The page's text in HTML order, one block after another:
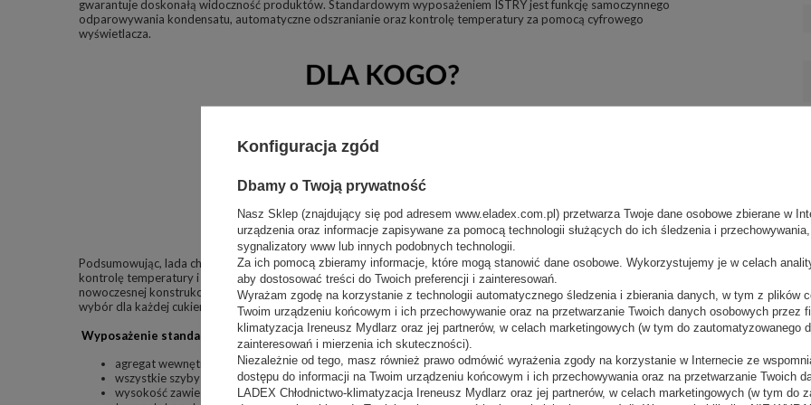
gwarantuje doskonałą widoczność produktów. Standardowym wyposażeniem ISTRY jest funkcję samoczynnego
odparowywania kondensatu, automatyczne odszranianie oraz kontrolę temperatury za pomocą cyfrowego
wyświetlacza.
Podsumowując, lada chłodnicza cukiernicza ISTRA to profesjonalne urządzenie, które zapewnia precyzyjną
kontrolę temperatury i wilgotności, utrzymując wysoką jakość i atrakcyjny wygląd produktów cukierniczych. Dzięki
nowoczesnej konstrukcji, energooszczędnym oświetleniu i funkcjonalnym rozwiązaniom, ta lada to doskonały
wybór dla każdej cukierni czy kawiarni.
Wyposażenie standardowe zawiera:
agregat wewnętrzny, chłodzenie- obieg wymuszony
wszystkie szyby zespolone
wysokość zawieszenia półki co 225 mm
Konfiguracja zgód
Dbamy o Twoją prywatność
Nasz Sklep (znajdujący się pod adresem www.eladex.com.pl) przetwarza Twoje dane osobowe zbierane w
urządzenia oraz informacje zapisywane za pomocą technologii służących do ich śledzenia i
sygnalizatory www lub innych podobnych technologii.
Za ich pomocą zbieramy informacje, które mogą stanowić dane osobowe. Wykorzystujemy je w celach
aby dostosować treści do Twoich preferencji i zainteresowań.
Wyrażam zgodę na korzystanie z technologii automatycznego śledzenia i zbierania danych, w tym z plików
Twoim urządzeniu końcowym i ich przechowywanie oraz na przetwarzanie Twoich danych osobowych przez
klimatyzacja Ireneusz Mydlarz oraz jej partnerów, w celach marketingowych (w tym do zautomatyzowanego
zainteresowań i mierzenia ich skuteczności).
Niezależnie od tego, masz również prawo odmówić wyrażenia zgody na korzystanie w Internecie ze
dostępu do informacji na Twoim urządzeniu końcowym i ich przechowywania oraz na przetwarzanie Twoich
LADEX Chłodnictwo-klimatyzacja Ireneusz Mydlarz oraz jej partnerów, w celach marketingowych (w tym do